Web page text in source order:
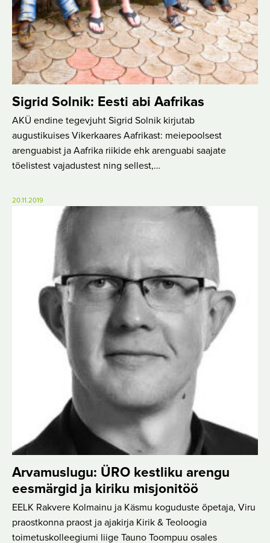
Sigrid Solnik: Eesti abi Aafrikas
AKÜ endine tegevjuht Sigrid Solnik kirjutab
augustikuises Vikerkaares Aafrikast: meiepoolsest
arenguabist ja Aafrika riikide ehk arenguabi saajate
tõelistest vajadustest ning sellest,…
20.11.2019
Arvamuslugu: ÜRO kestliku arengu
eesmärgid ja kiriku misjonitöö
EELK Rakvere Kolmainu ja Käsmu koguduste õpetaja, Viru
praostkonna praost ja ajakirja Kirik & Teoloogia
toimetuskolleegiumi liige Tauno Toompuu osales